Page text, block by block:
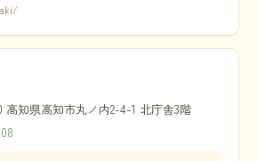
高知県高知市丸ノ内2-4-1 北庁舎3階